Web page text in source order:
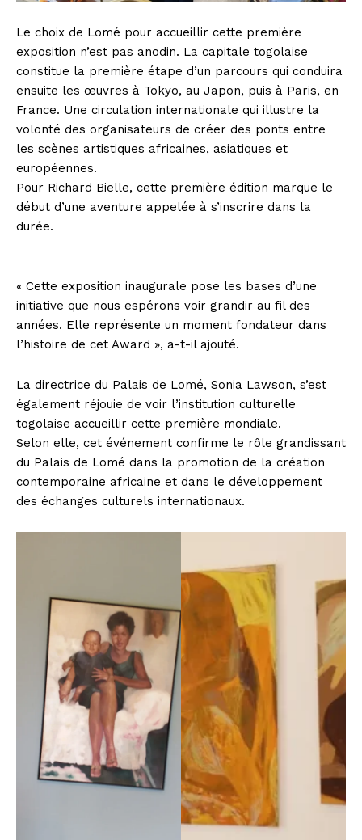
Le choix de Lomé pour accueillir cette première
exposition n’est pas anodin. La capitale togolaise
constitue la première étape d’un parcours qui conduira
ensuite les œuvres à Tokyo, au Japon, puis à Paris, en
France. Une circulation internationale qui illustre la
volonté des organisateurs de créer des ponts entre
les scènes artistiques africaines, asiatiques et
européennes.
Pour Richard Bielle, cette première édition marque le
début d’une aventure appelée à s’inscrire dans la
durée.
« Cette exposition inaugurale pose les bases d’une
initiative que nous espérons voir grandir au fil des
années. Elle représente un moment fondateur dans
l’histoire de cet Award », a-t-il ajouté.
La directrice du Palais de Lomé, Sonia Lawson, s’est
également réjouie de voir l’institution culturelle
togolaise accueillir cette première mondiale.
Selon elle, cet événement confirme le rôle grandissant
du Palais de Lomé dans la promotion de la création
contemporaine africaine et dans le développement
des échanges culturels internationaux.